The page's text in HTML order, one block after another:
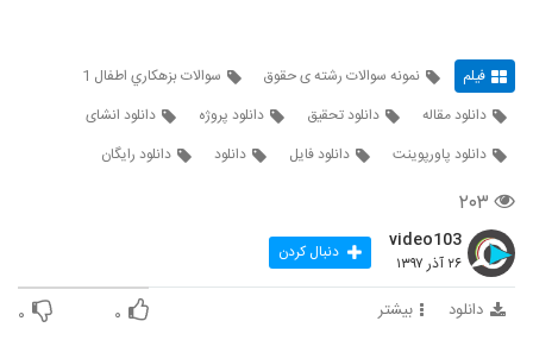
فیلم نمونه سوالات رشته ی حقوق
سوالات بزهكاري اطفال 1
دانلود مقاله
دانلود تحقیق دانلود پروژه
دانلود انشای
دانلود پاورپوینت
دانلود فایل دانلود دانلود رایگان
۲۰۳
video103
۲۶ آذر ۱۳۹۷ دنبال کردن
دانلود بیشتر ۰ ۰